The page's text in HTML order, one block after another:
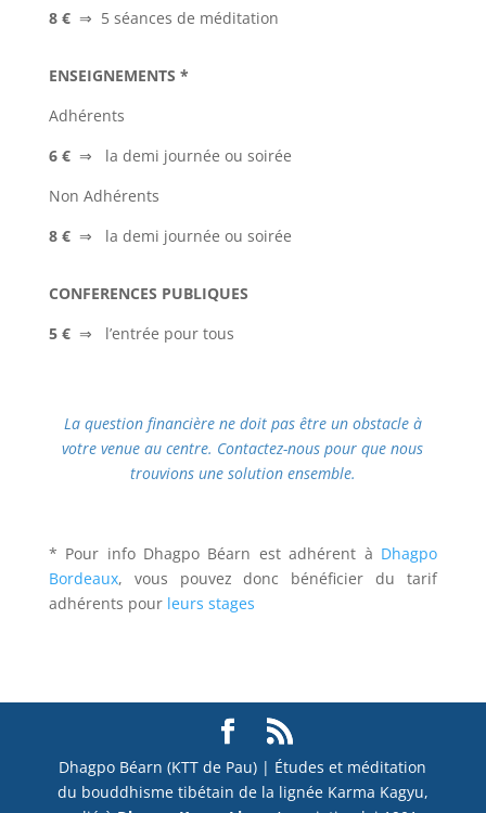
8 €⇒ 5 séances de méditation
ENSEIGNEMENTS *
Adhérents
6 €⇒ la demi journée ou soirée
Non Adhérents
8 €⇒ la demi journée ou soirée
CONFERENCES PUBLIQUES
5 € ⇒ l’entrée pour tous
La question financière ne doit pas être un obstacle à
votre venue au centre. Contactez-nous pour que nous
trouvions une solution ensemble.
* Pour info Dhagpo Béarn est adhérent à Dhagpo
Bordeaux, vous pouvez donc bénéficier du tarif
adhérents pour leurs stages
Dhagpo Béarn (KTT de Pau) | Études et méditation
du bouddhisme tibétain de la lignée Karma Kagyu,